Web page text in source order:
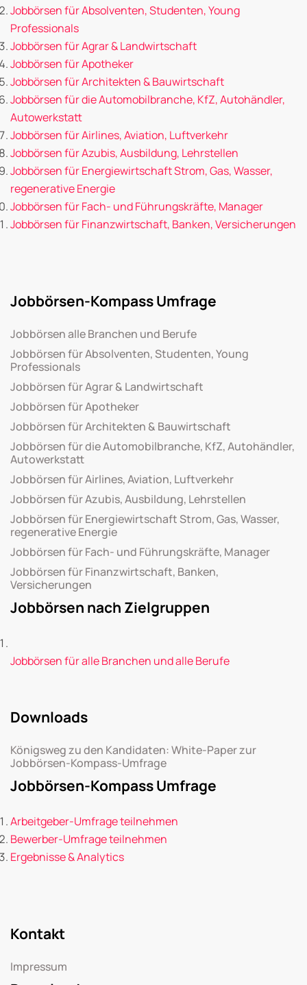
Jobbörsen für Absolventen, Studenten, Young
Professionals
Jobbörsen für Agrar & Landwirtschaft
Jobbörsen für Apotheker
Jobbörsen für Architekten & Bauwirtschaft
Jobbörsen für die Automobilbranche, KfZ, Autohändler,
Autowerkstatt
Jobbörsen für Airlines, Aviation, Luftverkehr
Jobbörsen für Azubis, Ausbildung, Lehrstellen
Jobbörsen für Energiewirtschaft Strom, Gas, Wasser,
regenerative Energie
Jobbörsen für Fach- und Führungskräfte, Manager
Jobbörsen für Finanzwirtschaft, Banken, Versicherungen
Jobbörsen-Kompass Umfrage
Jobbörsen alle Branchen und Berufe
Jobbörsen für Absolventen, Studenten, Young
Professionals
Jobbörsen für Agrar & Landwirtschaft
Jobbörsen für Apotheker
Jobbörsen für Architekten & Bauwirtschaft
Jobbörsen für die Automobilbranche, KfZ, Autohändler,
Autowerkstatt
Jobbörsen für Airlines, Aviation, Luftverkehr
Jobbörsen für Azubis, Ausbildung, Lehrstellen
Jobbörsen für Energiewirtschaft Strom, Gas, Wasser,
regenerative Energie
Jobbörsen für Fach- und Führungskräfte, Manager
Jobbörsen für Finanzwirtschaft, Banken,
Versicherungen
Jobbörsen nach Zielgruppen
Jobbörsen für alle Branchen und alle Berufe
Downloads
Königsweg zu den Kandidaten: White-Paper zur
Jobbörsen-Kompass-Umfrage
Jobbörsen-Kompass Umfrage
Arbeitgeber-Umfrage teilnehmen
Bewerber-Umfrage teilnehmen
Ergebnisse & Analytics
Kontakt
Impressum